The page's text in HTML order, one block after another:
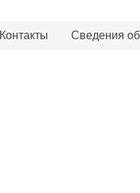
Контакты Сведения